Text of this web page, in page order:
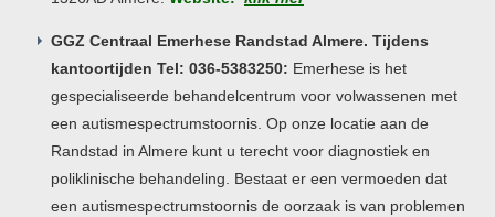
GGZ Centraal Emerhese Randstad Almere. Tijdens
kantoortijden Tel: 036-5383250: Emerhese is het
gespecialiseerde behandelcentrum voor volwassenen met
een autismespectrumstoornis. Op onze locatie aan de
Randstad in Almere kunt u terecht voor diagnostiek en
poliklinische behandeling. Bestaat er een vermoeden dat
een autismespectrumstoornis de oorzaak is van problemen